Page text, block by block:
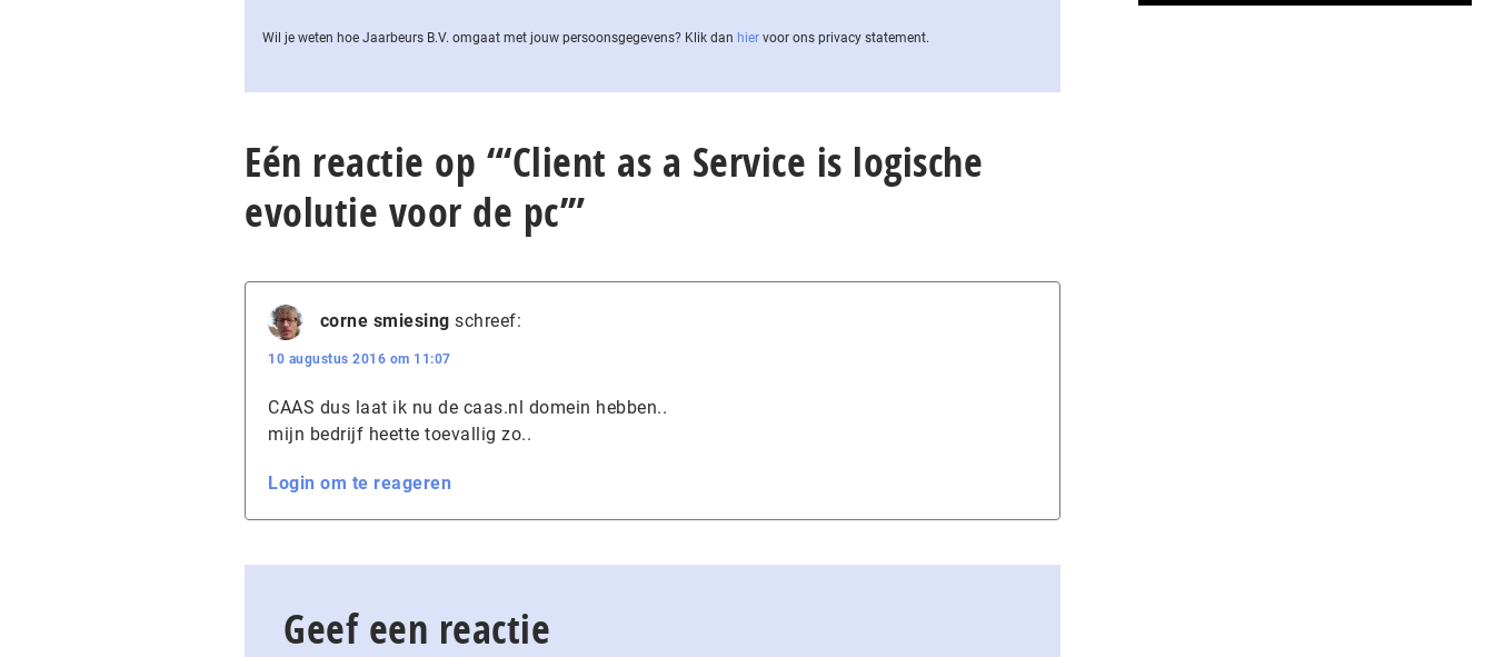
Wil je weten hoe Jaarbeurs B.V. omgaat met jouw per­soons­ge­ge­vens? Klik dan hier voor ons privacy statement.
Eén reactie op “‘Client as a Service is logische
evolutie voor de pc’”
corne smiesing schreef:
10 augustus 2016 om 11:07
CAAS dus laat ik nu de caas.nl domein hebben..
mijn bedrijf heette toevallig zo..
Login om te reageren
Geef een reactie